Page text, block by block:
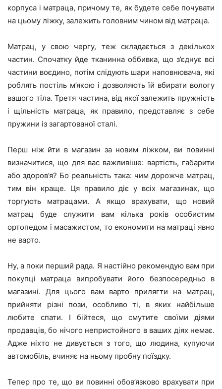
корпуса і матраца, причому те, як будете себе почувати
на цьому ліжку, залежить головним чином від матраца.
Матрац, у свою чергу, теж складається з декількох
частин. Спочатку йде тканинна оббивка, що з’єднує всі
частини воєдино, потім слідують шари наповнювача, які
роблять постіль м’якою і дозволяють їй вбирати вологу
вашого тіла. Третя частина, від якої залежить пружність
і щільність матраца, як правило, представляє з себе
пружини із загартованої сталі.
Перш ніж йти в магазин за новим ліжком, ви повинні
визначитися, що для вас важливіше: вартість, габарити
або здоров’я? Бо реальність така: чим дорожче матрац,
тим він краще. Ця правило діє у всіх магазинах, що
торгують матрацами. А якщо врахувати, що новий
матрац буде служити вам кілька років особистим
ортопедом і масажистом, то економити на матраці явно
не варто.
Ну, а поки перший рада. Я настійно рекомендую вам при
покупці матраца випробувати його безпосередньо в
магазині. Для цього вам варто прилягти на матрац,
прийняти різні пози, особливо ті, в яких найбільше
любите спати. І бійтеся, що смутите своїми діями
продавців, бо нічого непристойного в ваших діях немає.
Адже ніхто не дивується з того, що людина, купуючи
автомобіль, вчиняє на ньому пробну поїздку.
Тепер про те, що ви повинні обов’язково врахувати при